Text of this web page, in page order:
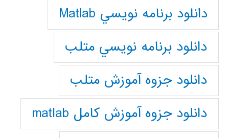
دانلود برنامه نويسي Matlab
دانلود برنامه نويسي متلب
دانلود جزوه آموزش متلب
دانلود جزوه آموزش کامل matlab